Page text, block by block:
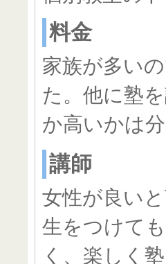
料金
家族が多い
た。他に塾
か高いかは
講師
女性が良い
生をつけて
く、楽しく